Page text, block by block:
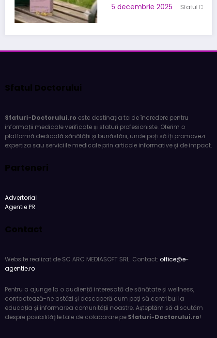
5 decembrie 2025 Sfatul Doctorului
Sfatul Doctorului
Sfaturi-Doctorului.ro
este destinația ta de încredere pentru
informații medicale verificate și sfaturi profesioniste. Oferim o
platformă dedicată sănătății și bunăstării, unde poți să îți promovezi
expertiza sau serviciile medicale prin articole informative și de impact.
Parteneri
Advertorial
Agentie PR
Contact
agentie.ro
Pentru a ajunge la o audiență interesată de sănătate și wellness,
contactează-ne astăzi și descoperă cum poți să contribui la
educația și informarea comunității noastre. Așteptăm să discutăm
despre posibilitățile tale de colaborare pe
Sfaturi-Doctorului.ro !